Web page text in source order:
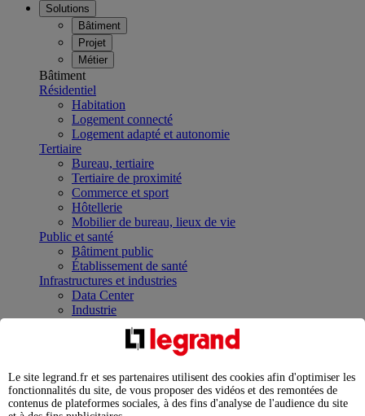
Solutions
Bâtiment
Projet
Métier
Bâtiment
Résidentiel
Habitation
Logement connecté
Logement adapté et autonomie
Tertiaire
Bureau, tertiaire
Tertiaire de proximité
Commerce et sport
Hôtellerie
Mobilier de bureau, lieux de vie
Public et santé
Bâtiment public
Établissement de santé
Infrastructures et industries
Data Center
Industrie
Infrastructures
Contrôler et planifier le fonctionnement des appareils
Répartir et optimiser son tableau électrique
Legrand Data Center Solutions : concentrer les
expertises au service de vos performances
Le site legrand.fr et ses partenaires utilisent des cookies afin d'optimiser les
fonctionnalités du site, de vous proposer des vidéos et des remontées de
contenus de plateformes sociales, à des fins d'analyse de l'audience du site